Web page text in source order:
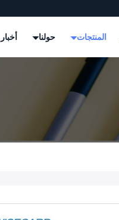
المنتجات حولنا أخبار